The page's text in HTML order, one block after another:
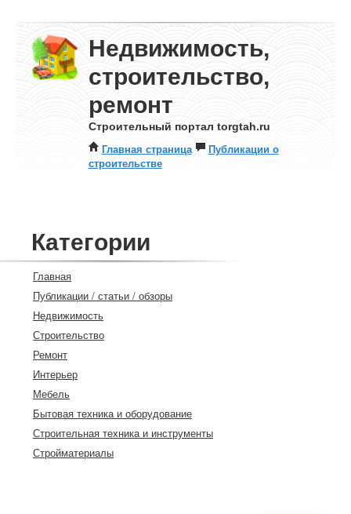
Недвижимость,
строительство,
ремонт
Строительный портал torgtah.ru
Главная страница
Публикации о
строительстве
Категории
Главная
Публикации / статьи / обзоры
Недвижимость
Строительство
Ремонт
Интерьер
Мебель
Бытовая техника и оборудование
Строительная техника и инструменты
Стройматериалы